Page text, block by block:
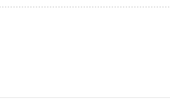
招，平常也会有很多单位过来，
的学费，又够不着公办院校较高